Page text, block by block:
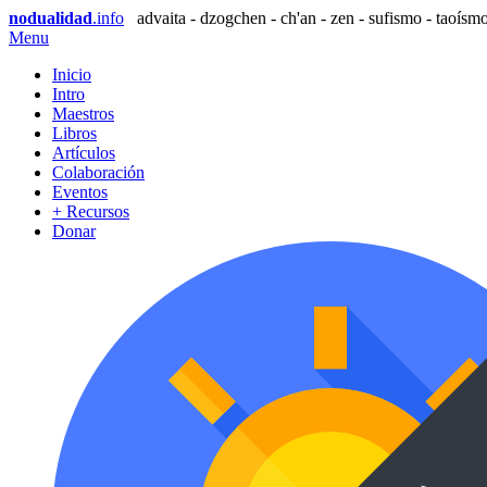
nodualidad.info
advaita - dzogchen - ch'an - zen - sufismo -
Menu
Inicio
Intro
Maestros
Libros
Artículos
Colaboración
Eventos
+ Recursos
Donar